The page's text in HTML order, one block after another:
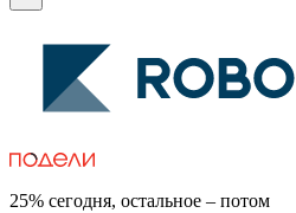
25% сегодня, остальное – потом